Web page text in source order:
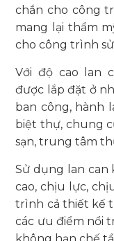
chắn cho công
mang lại thẩm
cho công trình
Với độ cao lan
được lắp đặt ở
ban công, hành
biệt thự, chung
sạn, trung tâm
Sử dụng lan can
cao, chịu lực,
trình cả thiết kế
các ưu điểm nổi